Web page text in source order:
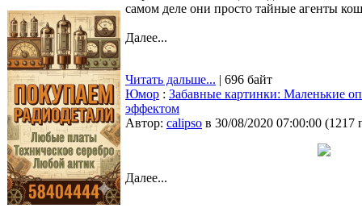
самом деле они просто тайные агенты
Далее...
Читать дальше... | 696 байт
Юмор : Забавные картинки: Маленькие
эффектом
Автор: calipso в 30/08/2020 07:00:00 (1217
Далее...